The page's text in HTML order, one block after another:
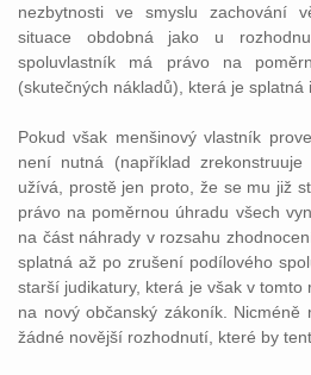
nezbytnosti ve smyslu zachování
situace obdobná jako u
spoluvlastník má právo na
(skutečných nákladů), která je splatná
Pokud však menšinový vlastník
není nutná (například
užívá, prostě jen proto, že se mu již
právo na poměrnou úhradu všech
na část náhrady v rozsahu
splatná až po zrušení podílového
starší judikatury, která je však v tomto
na nový občanský zákoník. Nicméně
žádné novější rozhodnutí, které by